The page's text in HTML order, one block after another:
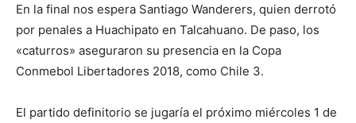
En la final nos espera Santiago Wanderers, quien derrotó
por penales a Huachipato en Talcahuano. De paso, los
«caturros» aseguraron su presencia en la Copa
Conmebol Libertadores 2018, como Chile 3.
El partido definitorio se jugaría el próximo miércoles 1 de